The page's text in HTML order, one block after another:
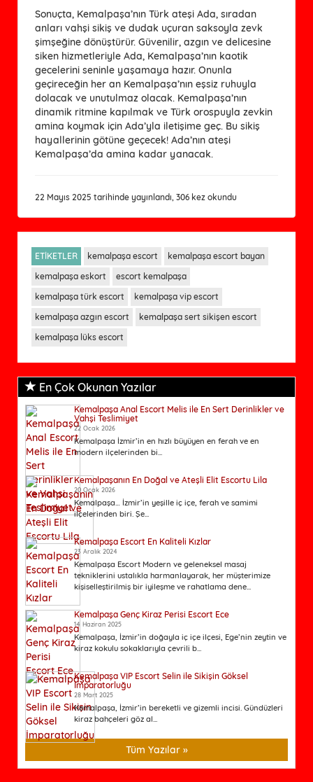
Sonuçta, Kemalpaşa’nın Türk ateşi Ada, sıradan
anları vahşi sikiş ve dudak uçuran saksoyla zevk
şimşeğine dönüştürür. Güvenilir, azgın ve delicesine
siken hizmetleriyle Ada, Kemalpaşa’nın kaotik
gecelerini seninle yaşamaya hazır. Onunla
geçireceğin her an Kemalpaşa’nın eşsiz ruhuyla
dolacak ve unutulmaz olacak. Kemalpaşa’nın
dinamik ritmine kapılmak ve Türk orospuyla zevkin
amina koymak için Ada’yla iletişime geç. Bu sikiş
hayallerinin götüne geçecek! Ada’nın ateşi
Kemalpaşa’da amina kadar yanacak.
22 Mayıs 2025 tarihinde yayınlandı, 306 kez okundu
ETİKETLER kemalpaşa escort
kemalpaşa escort bayan
kemalpaşa eskort
escort kemalpaşa
kemalpaşa türk escort
kemalpaşa vip escort
kemalpaşa azgın escort
kemalpaşa sert sikişen escort
kemalpaşa lüks escort
En Çok Okunan Yazılar
Kemalpaşa Anal Escort Melis ile En Sert Derinlikler ve
Vahşi Teslimiyet
22 Ocak 2026
Kemalpaşa İzmir’in en hızlı büyüyen en ferah ve en
modern ilçelerinden bi...
Kemalpaşanın En Doğal ve Ateşli Elit Escortu Lila
20 Ocak 2026
Kemalpaşa… İzmir’in yeşille iç içe, ferah ve samimi
ilçelerinden biri. Şe...
Kemalpaşa Escort En Kaliteli Kızlar
23 Aralık 2024
Kemalpaşa Escort Modern ve geleneksel masaj
tekniklerini ustalıkla harmanlayarak, her müşterimize
kişiselleştirilmiş bir iyileşme ve rahatlama dene...
Kemalpaşa Genç Kiraz Perisi Escort Ece
14 Haziran 2025
Kemalpaşa, İzmir’in doğayla iç içe ilçesi, Ege’nin zeytin ve
kiraz kokulu sokaklarıyla çevrili b...
Kemalpaşa VIP Escort Selin ile Sikişin Göksel
İmparatorluğu
28 Mart 2025
Kemalpaşa, İzmir’in bereketli ve gizemli incisi. Gündüzleri
kiraz bahçeleri göz al...
Tüm Yazılar »